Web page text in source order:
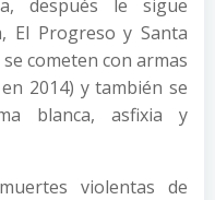
después le sigue
El Progreso y Santa
cometen con armas
2014) y también se
blanca, asfixia y
violentas de